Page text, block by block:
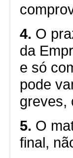
4. O
da
e só
pode
greves,
5. O
final,